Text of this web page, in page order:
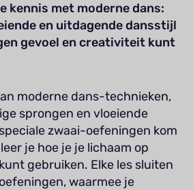
kennis met moderne dans:
en uitdagende dansstijl
gevoel en creativiteit kunt
moderne dans-technieken,
sprongen en vloeiende
zwaai-oefeningen kom
je hoe je je lichaam op
gebruiken. Elke les sluiten
waarmee je